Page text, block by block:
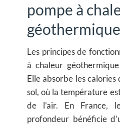
pompe à
Les principes de
à chaleur
Elle absorbe les calories
sol, où la température
de l’air. En France,
profondeur bénéficie